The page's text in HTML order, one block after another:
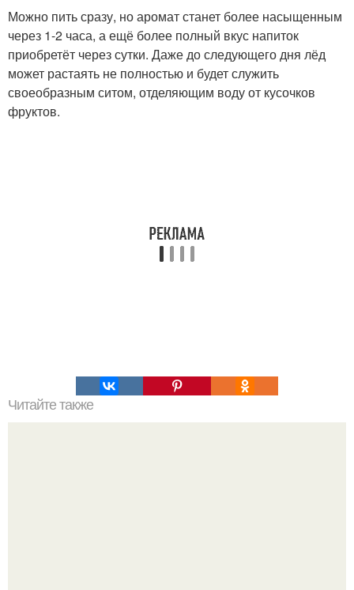
Можно пить сразу, но аромат станет более насыщенным
через 1-2 часа, а ещё более полный вкус напиток
приобретёт через сутки. Даже до следующего дня лёд
может растаять не полностью и будет служить
своеобразным ситом, отделяющим воду от кусочков
фруктов.
Читайте также